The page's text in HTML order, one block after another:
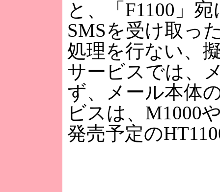
と、「F1100」
SMSを受け取っ
処理を行ない、
サービスでは、
ず、メール本体
ビスは、M1000
発売予定の